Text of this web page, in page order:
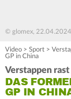
© glomex, 22.04.2024
Video > Sport >
GP in China
Verstappen rast
DAS
GP IN